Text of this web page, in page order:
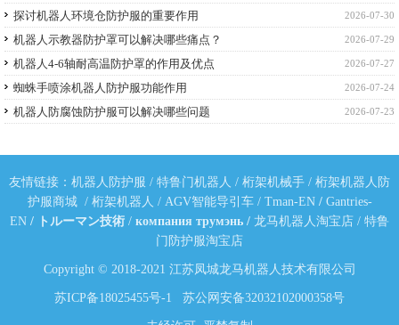
2026-07-30
探讨机器人环境仓防护服的重要作用
2026-07-29
机器人示教器防护罩可以解决哪些痛点？
2026-07-27
机器人4-6轴耐高温防护罩的作用及优点
2026-07-24
蜘蛛手喷涂机器人防护服功能作用
2026-07-23
机器人防腐蚀防护服可以解决哪些问题
友情链接： 机器人防护服 / 特鲁门机器人 / 桁架机械手 / 桁架机器人防
护服商城/ 桁架机器人 / AGV智能导引车/ Tman-EN/ Gantries-
EN / トルーマン技術 / компания трумэнь / 龙马机器人淘宝店 / 特鲁
门防护服淘宝店
Copyright © 2018-2021 江苏凤城龙马机器人技术有限公司
苏ICP备18025455号-1 苏公网安备32032102000358号